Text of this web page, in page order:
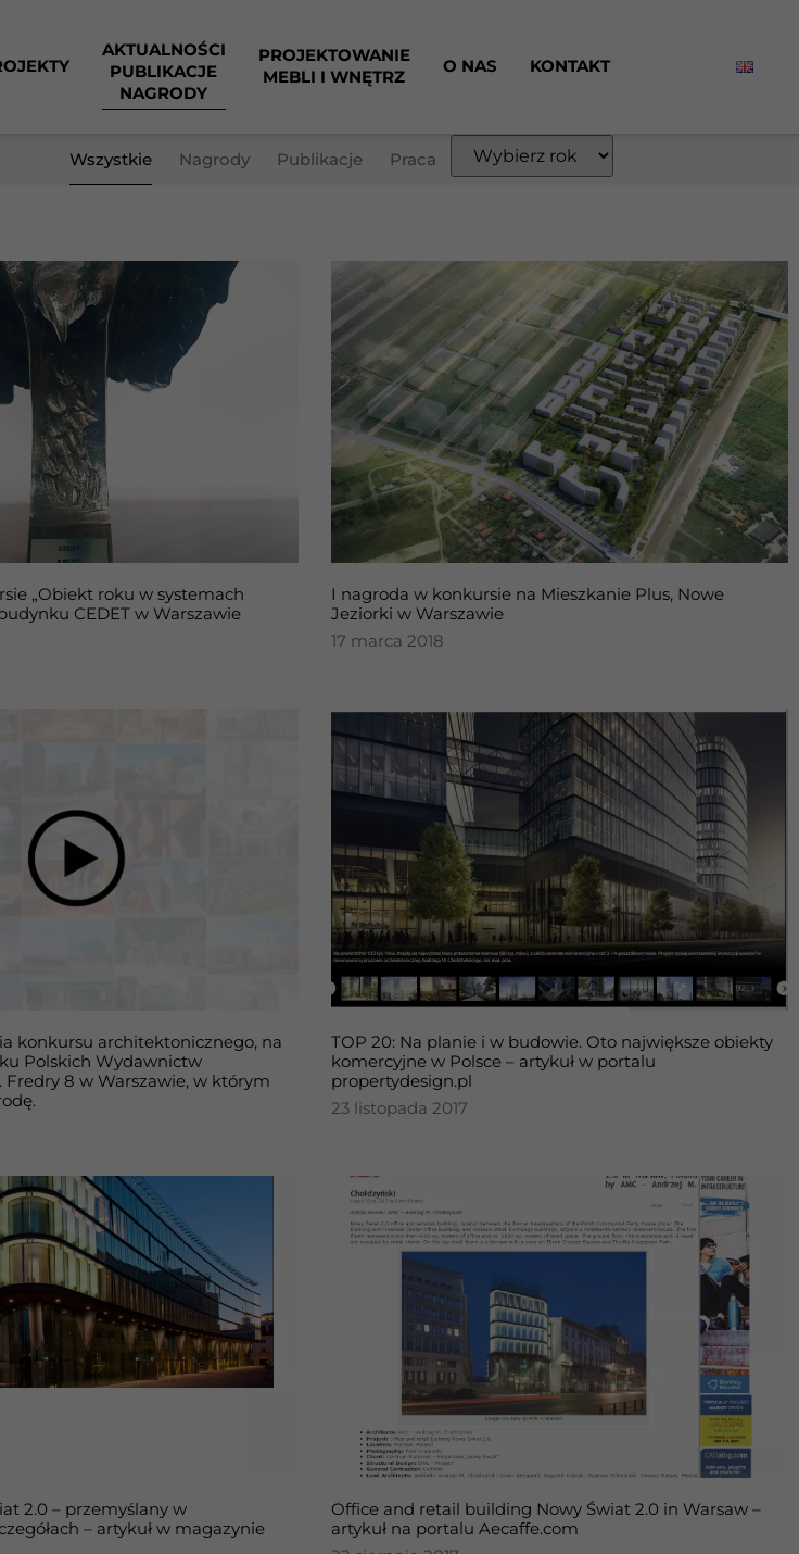
AKTUALNOŚCI
PUBLIKACJE
NAGRODY
PROJEKTOWANIE
MEBLI I WNĘTRZ
O NAS KONTAKT
Wszystkie Nagrody Publikacje Praca
„Obiekt roku w systemach
CEDET w Warszawie
I nagroda w konkursie na Mieszkanie Plus, Nowe
Jeziorki w Warszawie
17 marca 2018
konkursu architektonicznego, na
Polskich Wydawnictw
Fredry 8 w Warszawie, w którym
TOP 20: Na planie i w budowie. Oto największe obiekty
komercyjne w Polsce – artykuł w portalu
propertydesign.pl
23 listopada 2017
2.0 – przemyślany w
– artykuł w magazynie
Office and retail building Nowy Świat 2.0 in Warsaw –
artykuł na portalu Aecaffe.com